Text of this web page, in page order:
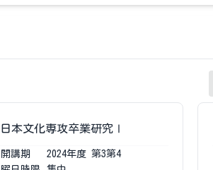
日本文化専攻卒業研究Ⅰ
開講期 2024年度 第3第4